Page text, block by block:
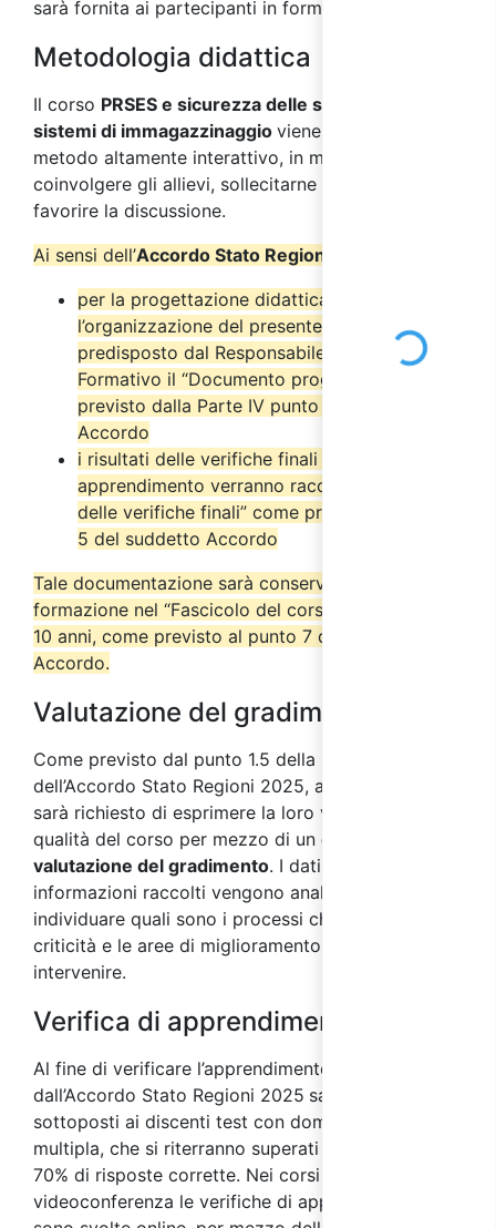
sarà fornita ai partecipanti in formato digitale.
Metodologia didattica
Il corso PRSES e sicurezza delle scaffalature e
sistemi di immagazzinaggio viene svolto con
metodo altamente interattivo, in modo da
coinvolgere gli allievi, sollecitarne l’interesse e
favorire la discussione.
Ai sensi dell’Accordo Stato Regioni del 17/4/2025
per la progettazione didattica e
l’organizzazione del presente corso è stato
predisposto dal Responsabile del Progetto
Formativo il “Documento progettuale” come
previsto dalla Parte IV punto 2.6 del suddetto
Accordo
i risultati delle verifiche finali di
apprendimento verranno raccolti nel “Verbale
delle verifiche finali” come previsto dal punto
5 del suddetto Accordo
Tale documentazione sarà conservata dall’ente di
formazione nel “Fascicolo del corso” per almeno
10 anni, come previsto al punto 7 del suddetto
Accordo.
Valutazione del gradimento
Come previsto dal punto 1.5 della parte IV
dell’Accordo Stato Regioni 2025, ai partecipanti
sarà richiesto di esprimere la loro valutazione sulla
qualità del corso per mezzo di un questionario di
valutazione del gradimento. I dati e le
informazioni raccolti vengono analizzati al fine di
individuare quali sono i processi che presentano
criticità e le aree di miglioramento su cui
intervenire.
Verifica di apprendimento
Al fine di verificare l’apprendimento, come previsto
dall’Accordo Stato Regioni 2025 saranno
sottoposti ai discenti test con domande a risposta
multipla, che si riterranno superati con almeno il
70% di risposte corrette. Nei corsi svolti in
videoconferenza le verifiche di apprendimento
Loading...